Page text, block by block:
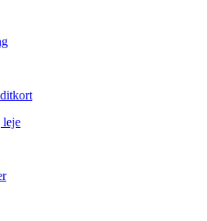
leje